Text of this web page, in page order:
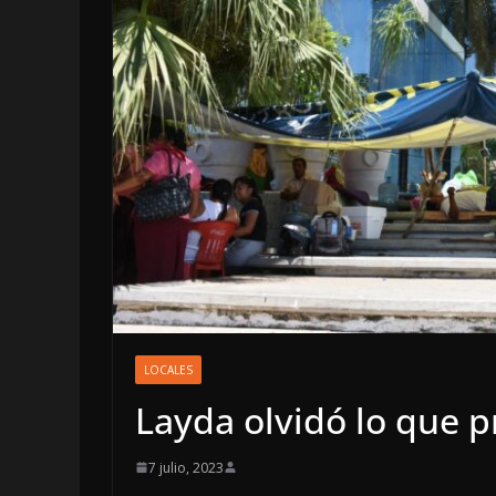
LOCALES
Layda olvidó lo que
7 julio, 2023
LOCALES OPINIÓN
5 agosto, 2026